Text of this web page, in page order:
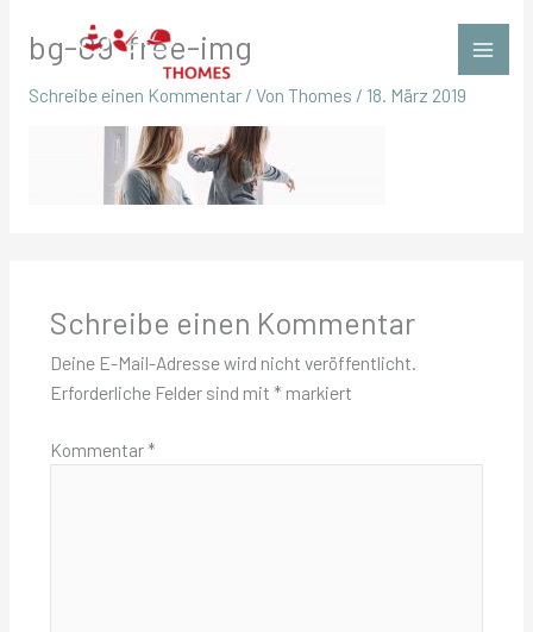
Inhalt
springen
bg-09-free-img
Schreibe einen Kommentar / Von Thomes / 18. März 2019
Schreibe einen Kommentar
Deine E-Mail-Adresse wird nicht veröffentlicht.
Erforderliche Felder sind mit * markiert
Kommentar *